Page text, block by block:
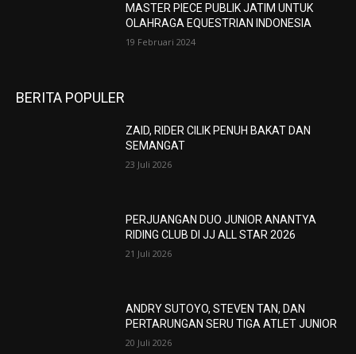
MASTER PIECE PUBLIK JATIM UNTUK
OLAHRAGA EQUESTRIAN INDONESIA
19 Februari 2024
BERITA POPULER
ZAID, RIDER CILIK PENUH BAKAT DAN
SEMANGAT
23 Juli 2026
PERJUANGAN DUO JUNIOR ANANTYA
RIDING CLUB DI JJ ALL STAR 2026
21 Juli 2026
ANDRY SUTOYO, STEVEN TAN, DAN
PERTARUNGAN SERU TIGA ATLET JUNIOR
20 Juli 2026